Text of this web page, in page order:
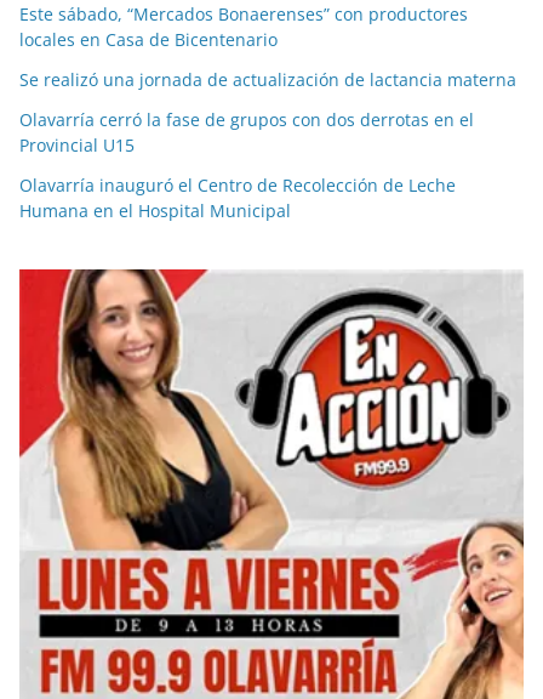
Este sábado, “Mercados Bonaerenses” con productores
locales en Casa de Bicentenario
Se realizó una jornada de actualización de lactancia materna
Olavarría cerró la fase de grupos con dos derrotas en el
Provincial U15
Olavarría inauguró el Centro de Recolección de Leche
Humana en el Hospital Municipal